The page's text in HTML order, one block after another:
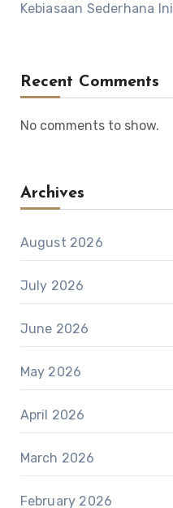
Kebiasaan Sederhana Ini
Recent Comments
No comments to show.
Archives
August 2026
July 2026
June 2026
May 2026
April 2026
March 2026
February 2026